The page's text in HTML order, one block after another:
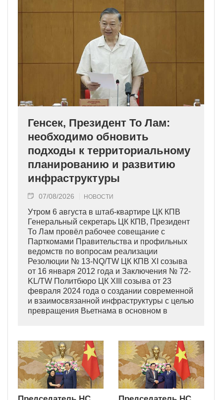
Генсек, Президент То Лам:
необходимо обновить
подходы к территориальному
планированию и развитию
инфраструктуры
07/08/2026 НОВОСТИ
Утром 6 августа в штаб-квартире ЦК КПВ
Генеральный секретарь ЦК КПВ, Президент
То Лам провёл рабочее совещание с
Парткомами Правительства и профильных
ведомств по вопросам реализации
Резолюции № 13-NQ/TW ЦК КПВ XI созыва
от 16 января 2012 года и Заключения № 72-
KL/TW Политбюро ЦК XIII созыва от 23
февраля 2024 года о создании современной
и взаимосвязанной инфраструктуры с целью
превращения Вьетнама в основном в